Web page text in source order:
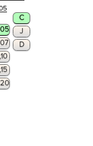
C
J
D